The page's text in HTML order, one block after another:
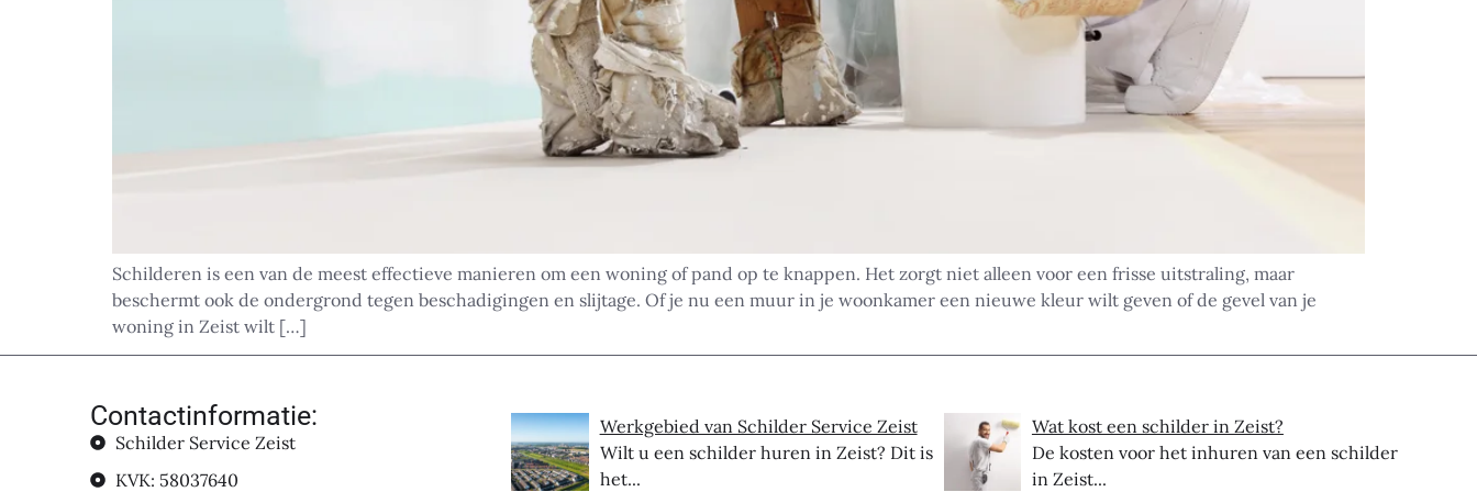
Schilderen is een van de meest effectieve manieren om een woning of pand op te knappen. Het zorgt niet alleen voor een frisse uitstraling, maar
beschermt ook de ondergrond tegen beschadigingen en slijtage. Of je nu een muur in je woonkamer een nieuwe kleur wilt geven of de gevel van je
woning in Zeist wilt […]
Contactinformatie:
Schilder Service Zeist
KVK: 58037640
Werkgebied van Schilder Service Zeist
Wilt u een schilder huren in Zeist? Dit is
het...
Wat kost een schilder in Zeist?
De kosten voor het inhuren van een schilder
in Zeist...